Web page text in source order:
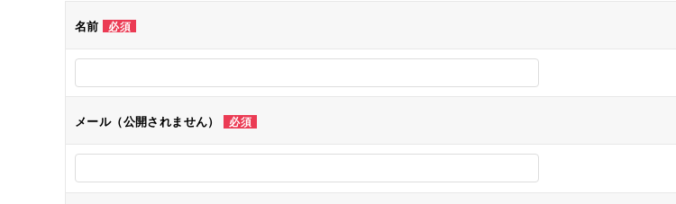
ゲ
ー
シ
ョ
名前 必須
メール（公開されません） 必須